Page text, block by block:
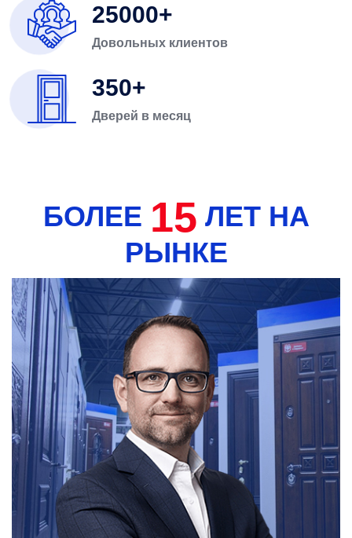
25000
Довольных клиентов
350
Дверей в месяц
БОЛЕЕ 15 ЛЕТ НА
РЫНКЕ